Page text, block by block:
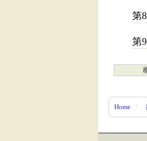
第
第
Home 〉